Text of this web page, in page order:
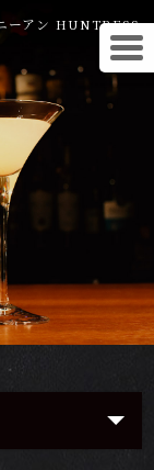
ーアン HUNTRESS